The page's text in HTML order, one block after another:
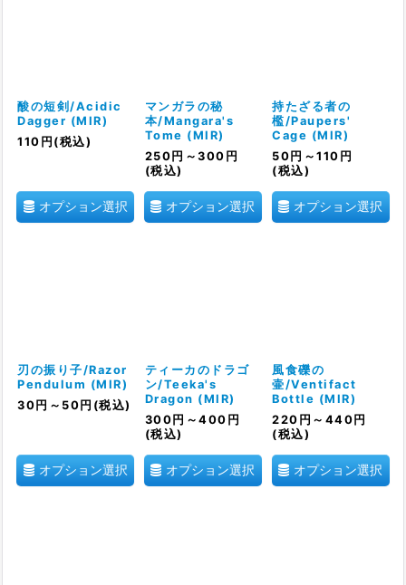
酸の短剣/Acidic
Dagger (MIR)
110 円 (税込)
オプション選択
マンガラの秘
本/Mangara's
Tome (MIR)
250 円 ～300 円
(税込)
オプション選択
持たざる者の
檻/Paupers'
Cage (MIR)
50 円 ～110 円
(税込)
オプション選択
刃の振り子/Razor
Pendulum (MIR)
30 円 ～50 円 (税込)
オプション選択
ティーカのドラゴ
ン/Teeka's
Dragon (MIR)
300 円 ～400 円
(税込)
オプション選択
風食礫の
壷/Ventifact
Bottle (MIR)
220 円 ～440 円
(税込)
オプション選択